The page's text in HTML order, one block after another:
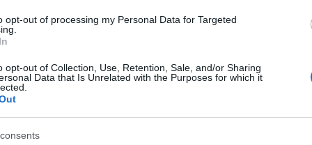
opt-out of processing my Personal Data for Targeted
opt-out of Collection, Use, Retention, Sale, and/or Sharing
Data that Is Unrelated with the Purposes for which it
alana nüfuz edebiliyor...
tahrip gücüne sahip
GAZAP...
Sutj7c2dfH